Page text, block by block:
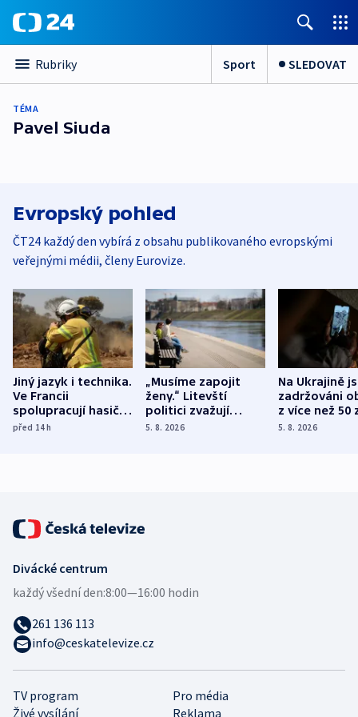
Rubriky Sport SLEDOVAT
TÉMA
Pavel Siuda
Evropský pohled
ČT24 každý den vybírá z obsahu publikovaného evropskými
veřejnými médii, členy Eurovize.
Jiný jazyk i technika.
Ve Francii
spolupracují hasiči z
různých zemí
před 14h
„Musíme zapojit
ženy.“ Litevští
politici zvažují
dohodu o
5. 8. 2026
Na Ukrajině
zadržováni
z více než 50
Bojovali na
5. 8. 2026
TV program
Pro média
Živé vysílání
Reklama
Divácké centrum
každý všední den:8:00—16:00 hodin
261 136 113
info@ceskatelevize.cz